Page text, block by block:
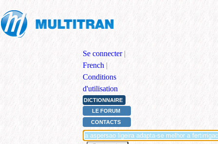
Se connecter |
French |
Conditions
d'utilisation
DICTIONNAIRE
LE FORUM
CONTACTS